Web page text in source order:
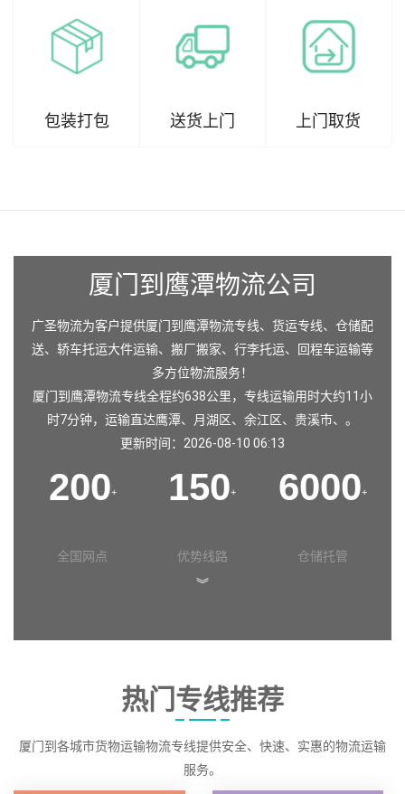
包装打包 送货上门 上门取货
厦门到鹰潭物流公司
广圣物流为客户提供厦门到鹰潭物流专线、货运专线、仓储配
送、轿车托运大件运输、搬厂搬家、行李托运、回程车运输等
多方位物流服务！
厦门到鹰潭物流专线全程约638公里，专线运输用时大约11小
时7分钟，运输直达鹰潭、 月湖区、 余江区、 贵溪市、。
更新时间：2026-08-10 06:13
200+
全国网点
150+
优势线路
6000+
仓储托管
︾
热门专线推荐
厦门到各城市货物运输物流专线提供安全、快速、实惠的物流运输
服务。